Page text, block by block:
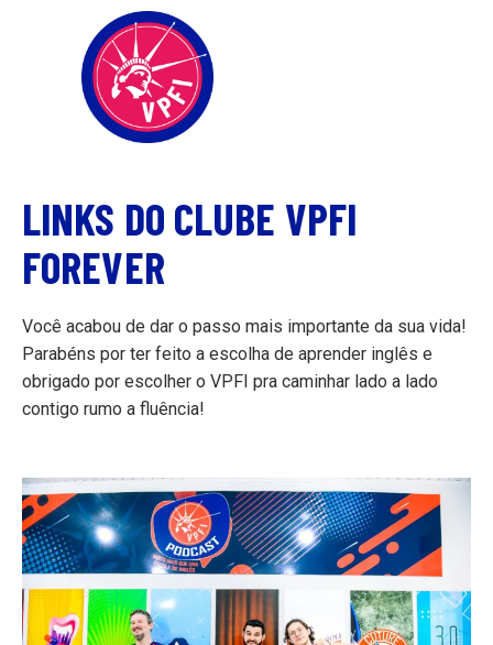
LINKS DO CLUBE VPFI
FOREVER
Você acabou de dar o passo mais importante da sua vida!
Parabéns por ter feito a escolha de aprender inglês e
obrigado por escolher o VPFI pra caminhar lado a lado
contigo rumo a fluência!